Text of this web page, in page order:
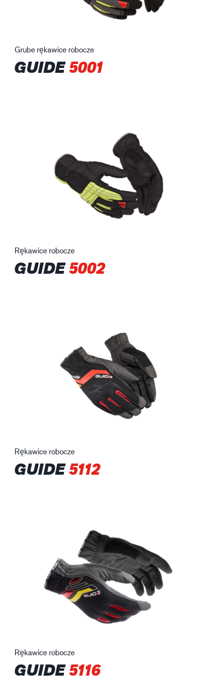
Grube rękawice robocze
GUIDE5001
Rękawice robocze
GUIDE5002
Rękawice robocze
GUIDE5112
Rękawice robocze
GUIDE5116